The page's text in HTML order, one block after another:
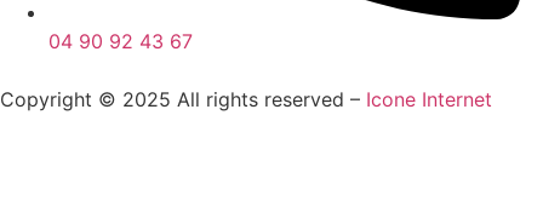
04 90 92 43 67
Copyright © 2025 All rights reserved – Icone Internet